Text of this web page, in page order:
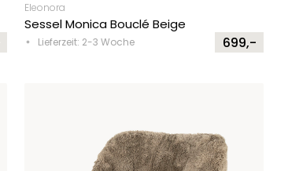
Eleonora
Sessel Monica Bouclé Beige
Lieferzeit: 2-3 Woche 699,-